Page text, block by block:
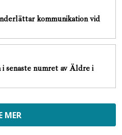
kommunikation vid
senaste numret av Äldre i
MER